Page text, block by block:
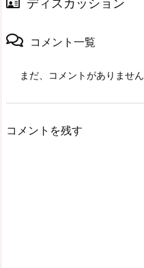
ディスカッション
コメント一覧
まだ、コメントがありません
コメントを残す